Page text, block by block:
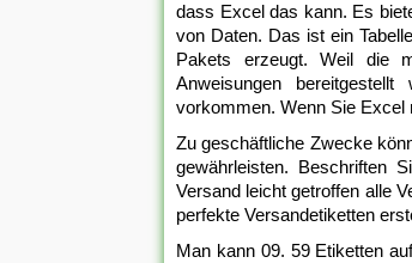
dass Excel das kann. Es
von Daten. Das ist ein
Pakets erzeugt. Weil die
Anweisungen
vorkommen. Wenn Sie Excel
Zu geschäftliche Zwecke
gewährleisten. Beschriften
Versand leicht getroffen alle
perfekte Versandetiketten
Man kann 09. 59 Etiketten